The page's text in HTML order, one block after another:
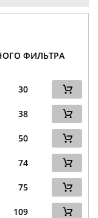
ФИЛЬТРА
30
38
50
74
75
109